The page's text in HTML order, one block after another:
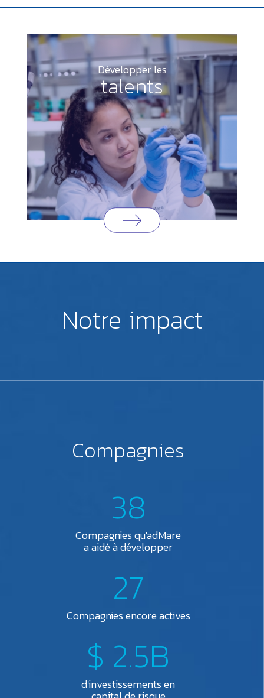
Développer les
talents
Notre impact
Compagnies
38
Compagnies qu'adMare
a aidé à développer
27
Compagnies encore actives
$ 2.5B
d'investissements en